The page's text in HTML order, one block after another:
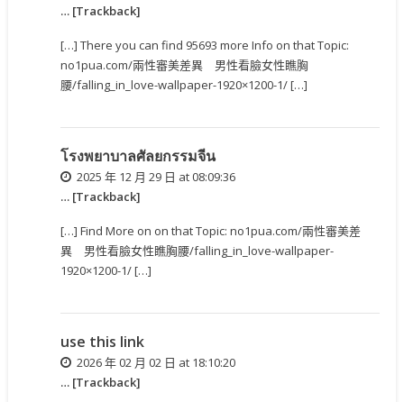
… [Trackback]
[…] There you can find 95693 more Info on that Topic:
no1pua.com/兩性審美差異 男性看臉女性瞧胸
腰/falling_in_love-wallpaper-1920×1200-1/ […]
โรงพยาบาลศัลยกรรมจีน
2025 年 12 月 29 日 at 08:09:36
… [Trackback]
[…] Find More on on that Topic: no1pua.com/兩性審美差
異 男性看臉女性瞧胸腰/falling_in_love-wallpaper-
1920×1200-1/ […]
use this link
2026 年 02 月 02 日 at 18:10:20
… [Trackback]